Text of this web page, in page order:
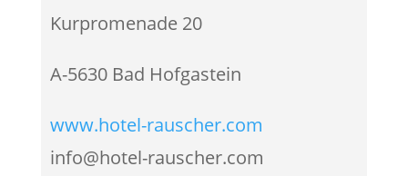
Kurpromenade 20
A-5630 Bad Hofgastein
www.hotel-rauscher.com
info@hotel-rauscher.com